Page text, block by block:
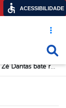
Acesso
Encerramento da 30ª Festa de Zé Dantas bate recorde de público
ACESSIBILIDADE